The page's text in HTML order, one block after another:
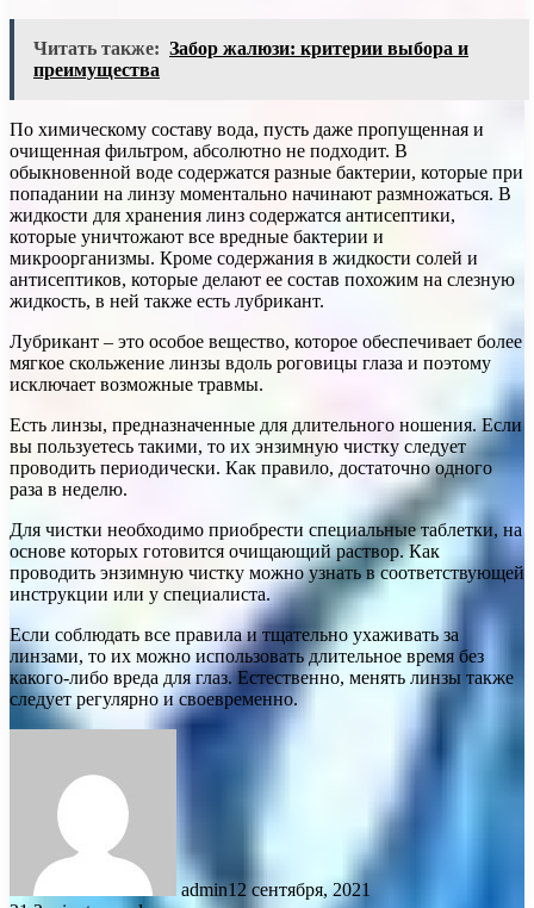
Читать также: Забор жалюзи: критерии выбора и
преимущества
По химическому составу вода, пусть даже пропущенная и
очищенная фильтром, абсолютно не подходит. В
обыкновенной воде содержатся разные бактерии, которые при
попадании на линзу моментально начинают размножаться. В
жидкости для хранения линз содержатся антисептики,
которые уничтожают все вредные бактерии и
микроорганизмы. Кроме содержания в жидкости солей и
антисептиков, которые делают ее состав похожим на слезную
жидкость, в ней также есть лубрикант.
Лубрикант – это особое вещество, которое обеспечивает более
мягкое скольжение линзы вдоль роговицы глаза и поэтому
исключает возможные травмы.
Есть линзы, предназначенные для длительного ношения. Если
вы пользуетесь такими, то их энзимную чистку следует
проводить периодически. Как правило, достаточно одного
раза в неделю.
Для чистки необходимо приобрести специальные таблетки, на
основе которых готовится очищающий раствор. Как
проводить энзимную чистку можно узнать в соответствующей
инструкции или у специалиста.
Если соблюдать все правила и тщательно ухаживать за
линзами, то их можно использовать длительное время без
какого-либо вреда для глаз. Естественно, менять линзы также
следует регулярно и своевременно.
admin12 сентября, 2021